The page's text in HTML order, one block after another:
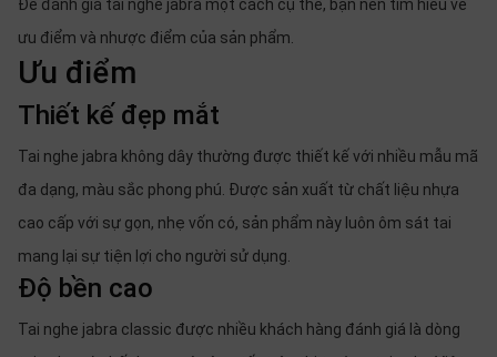
Để đánh giá tai nghe jabra một cách cụ thể, bạn nên tìm hiểu về
ưu điểm và nhược điểm của sản phẩm.
Ưu điểm
Thiết kế đẹp mắt
Tai nghe jabra không dây thường được thiết kế với nhiều mẫu mã
đa dạng, màu sắc phong phú. Được sản xuất từ chất liệu nhựa
cao cấp với sự gọn, nhẹ vốn có, sản phẩm này luôn ôm sát tai
mang lại sự tiện lợi cho người sử dụng.
Độ bền cao
Tai nghe jabra classic được nhiều khách hàng đánh giá là dòng